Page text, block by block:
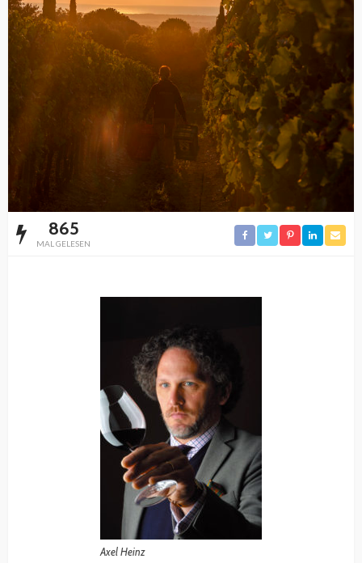
865
MAL GELESEN
Axel Heinz